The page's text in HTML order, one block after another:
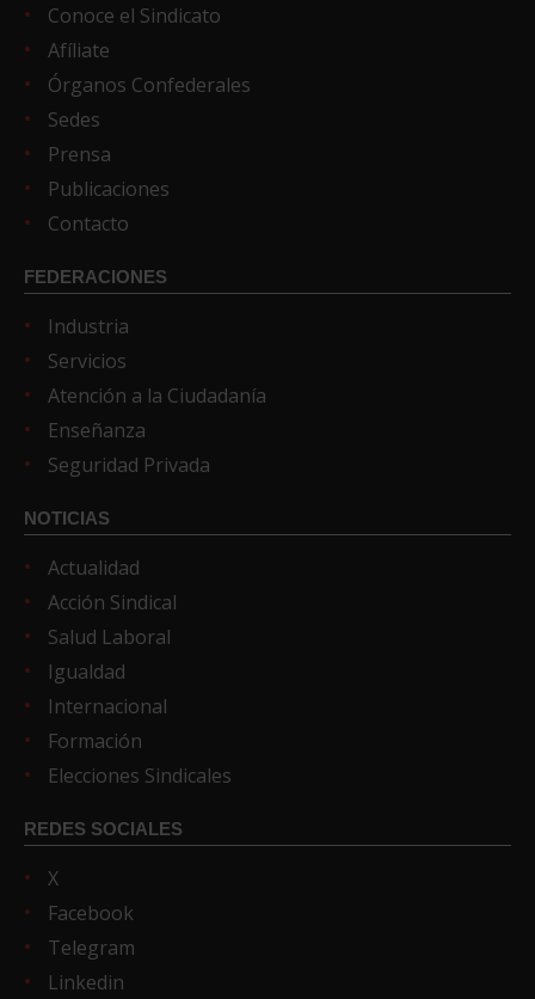
Conoce el Sindicato
Afíliate
Órganos Confederales
Sedes
Prensa
Publicaciones
Contacto
FEDERACIONES
Industria
Servicios
Atención a la Ciudadanía
Enseñanza
Seguridad Privada
NOTICIAS
Actualidad
Acción Sindical
Salud Laboral
Igualdad
Internacional
Formación
Elecciones Sindicales
REDES SOCIALES
X
Facebook
Telegram
Linkedin